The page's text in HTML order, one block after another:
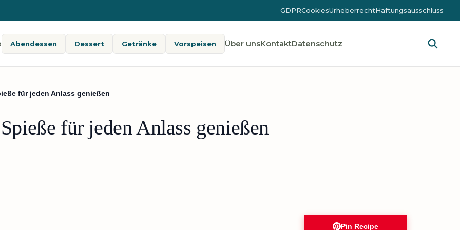
GDPRCookiesUrheberrechtHaftungsausschluss
Abendessen Dessert Getränke Vorspeisen Über unsKontaktDatenschutz
für jeden Anlass genießen
für jeden Anlass genießen
Pin Recipe